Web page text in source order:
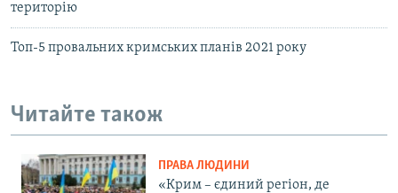
територію
Топ-5 провальних кримських планів 2021 року
Читайте також
ПРАВА ЛЮДИНИ
«Крим – єдиний регіон, де